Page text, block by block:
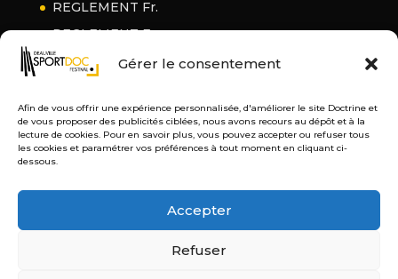
Gérer le consentement
Afin de vous offrir une expérience personnalisée, d'améliorer le site Doctrine et
de vous proposer des publicités ciblées, nous avons recours au dépôt et à la
lecture de cookies. Pour en savoir plus, vous pouvez accepter ou refuser tous
les cookies et paramétrer vos préférences à tout moment en cliquant ci-
dessous.
Accepter
Refuser
REGLEMENT Fr.
REGLEMENT En.